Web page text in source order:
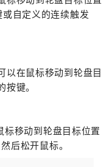
或自定义的连续触发
以在鼠标移动到轮盘目
键。
移动到轮盘目标位置
后松开鼠标。